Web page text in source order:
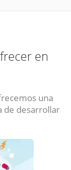
en
una
de desarrollar